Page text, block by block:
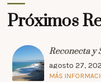
Próximos
Reconecta y
agosto 27,
MÁS